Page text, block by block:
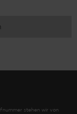
stehen wir von